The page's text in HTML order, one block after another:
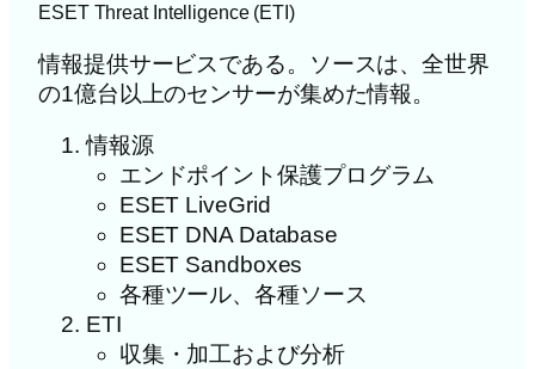
ESET Threat Intelligence (ETI)
情報提供サービスである。ソースは、全世界
の1億台以上のセンサーが集めた情報。
情報源
エンドポイント保護プログラム
ESET LiveGrid
ESET DNA Database
ESET Sandboxes
各種ツール、各種ソース
ETI
収集・加工および分析